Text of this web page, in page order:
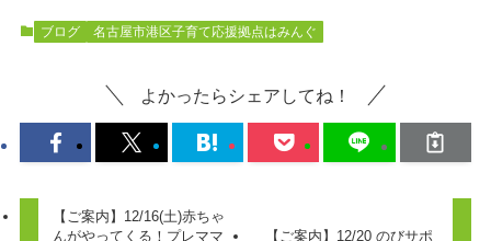
ブログ 名古屋市港区子育て応援拠点はみんぐ
よかったらシェアしてね！
【ご案内】12/16(土)赤ちゃ
んがやってくる！プレママ
【ご案内】12/20 のびサポ